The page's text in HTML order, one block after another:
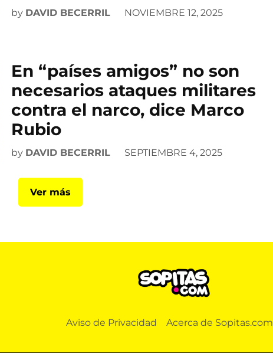
by DAVID BECERRIL NOVIEMBRE 12, 2025
En “países amigos” no son
necesarios ataques militares
contra el narco, dice Marco
Rubio
by DAVID BECERRIL SEPTIEMBRE 4, 2025
Ver más
Aviso de Privacidad Acerca de Sopitas.com